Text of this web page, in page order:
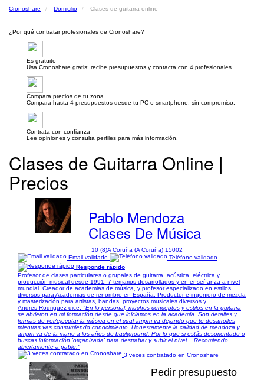
Cronoshare Domicilio Clases de guitarra online
¿Por qué contratar profesionales de Cronoshare?
Es gratuito
Usa Cronoshare gratis: recibe presupuestos y contacta con 4 profesionales.
Compara precios de tu zona
Compara hasta 4 presupuestos desde tu PC o smartphone, sin compromiso.
Contrata con confianza
Lee opiniones y consulta perfiles para más información.
Clases de Guitarra Online |
Precios
Pablo Mendoza
Clases De Música
10 (8)A Coruña (A Coruña) 15002
Email validado
Teléfono validado
Responde rápido
Profesor de clases particulares o grupales de guitarra, acústica, eléctrica y
producción musical desde 1991. 7 temarios desarrollados y en enseñanza a nivel
mundial. Creador de academias de música, y profesor especializado en estilos
diversos para Academias de renombre en España. Productor e ingeniero de mezcla
y masterización para artistas, bandas, proyectos musicales diversos y...
Andres Rodriguez dice: "En lo personal, muchos conceptos y estilos en la guitarra
se abrieron en mi formación desde que iniciamos en la academia. Son detalles y
formas de ver/ejecutar la música en el cual ampm va dejando que te desarrolles
mientras vas consumiendo conocimiento. Honestamente la calidad de mendoza y
ampm va de la mano a los años de background. Por lo que si estás desorientado o
buscas información 'organizada' para destrabar y subir el nivel... Recomiendo
abiertamente a pablo."
3 veces contratado en Cronoshare
Pedir presupuesto